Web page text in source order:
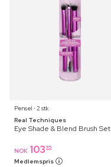
Pensel ⋅ 2 stk
Real Techniques
Eye Shade & Blend Brush Set
NOK 103 95
Medlemspris